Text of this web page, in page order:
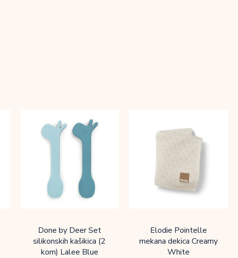
Done by Deer Set
silikonskih kašikica (2
kom) Lalee Blue
Elodie Pointelle
mekana dekica Creamy
White